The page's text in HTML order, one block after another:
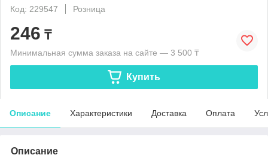
Код: 229547
Розница
246 ₸
Минимальная сумма заказа на сайте — 3 500 ₸
Купить
Описание Характеристики Доставка Оплата
Описание